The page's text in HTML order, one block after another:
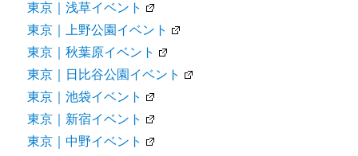
東京｜浅草イベント
東京｜上野公園イベント
東京｜秋葉原イベント
東京｜日比谷公園イベント
東京｜池袋イベント
東京｜新宿イベント
東京｜中野イベント